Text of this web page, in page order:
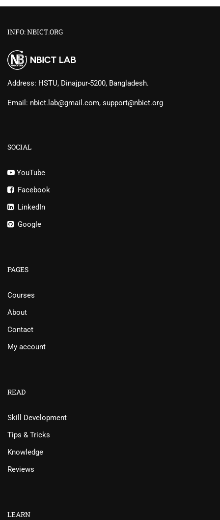
INFO: NBICT.ORG
Address: HSTU, Dinajpur-5200, Bangladesh.
Email: nbict.lab@gmail.com, support@nbict.org
SOCIAL
YouTube
Facebook
LinkedIn
Google
PAGES
Courses
About
Contact
My account
READ
Skill Development
Tips & Tricks
Knowledge
Reviews
LEARN